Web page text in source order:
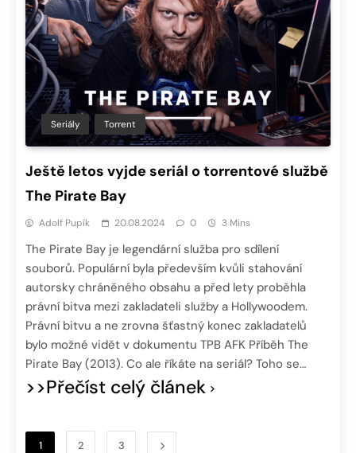
Seriály Torrent
Ještě letos vyjde seriál o torrentové službě
The Pirate Bay
Adolf Pupík 20.08.2024 0 3 Mins
The Pirate Bay je legendární služba pro sdílení
souborů. Populární byla především kvůli stahování
autorsky chráněného obsahu a před lety proběhla
právní bitva mezi zakladateli služby a Hollywoodem.
Právní bitvu a ne zrovna šťastný konec zakladatelů
bylo možné vidět v dokumentu TPB AFK Příběh The
Pirate Bay (2013). Co ale říkáte na seriál? Toho se…
>>Přečíst celý článek
1 2 3